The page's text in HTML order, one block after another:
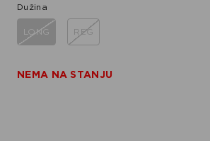
Dužina
LONG REG
NEMA NA STANJU